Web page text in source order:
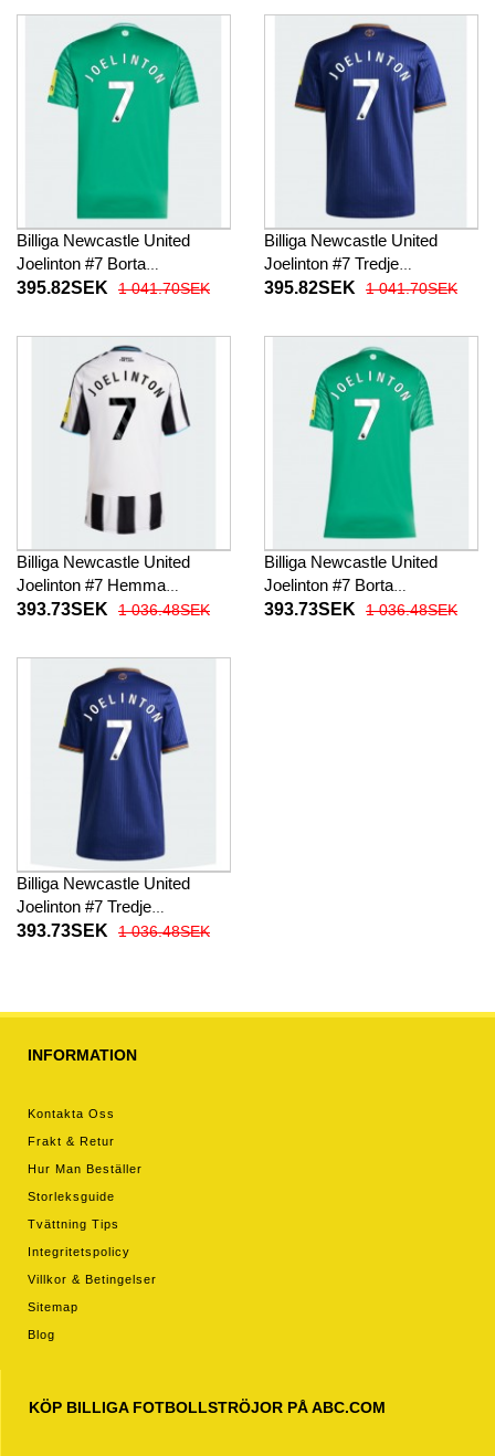
byxor)
Billiga Newcastle United
Joelinton #7 Borta
fotbollskläder 2025-26
395.82SEK 1 041.70SEK
Billiga Newcastle United
Joelinton #7 Tredje
fotbollskläder 2025-26
395.82SEK 1 041.70SEK
Billiga Newcastle United
Joelinton #7 Hemma
fotbollskläder Dam 2025-26
393.73SEK 1 036.48SEK
Billiga Newcastle United
Joelinton #7 Borta
fotbollskläder Dam 2025-26
393.73SEK 1 036.48SEK
Billiga Newcastle United
Joelinton #7 Tredje
fotbollskläder Dam 2025-26
393.73SEK 1 036.48SEK
INFORMATION
Kontakta Oss
Frakt & Retur
Hur Man Beställer
Storleksguide
Tvättning Tips
Integritetspolicy
Villkor & Betingelser
Sitemap
Blog
KÖP BILLIGA FOTBOLLSTRÖJOR PÅ ABC.COM